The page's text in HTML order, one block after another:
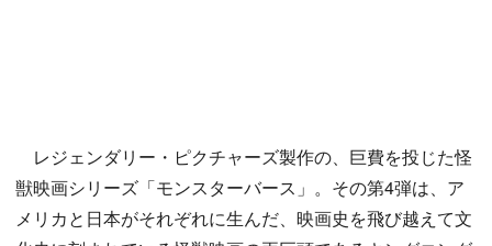
レジェンダリー・ピクチャーズ製作の、巨費を投じた怪
獣映画シリーズ「モンスターバース」。その第4弾は、ア
メリカと日本がそれぞれに生んだ、映画史を飛び越えて文